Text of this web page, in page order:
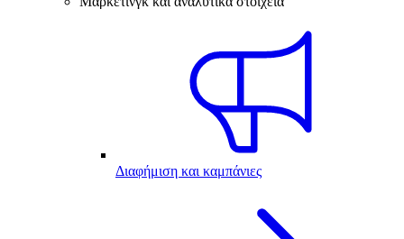
Διαφήμιση και καμπάνιες